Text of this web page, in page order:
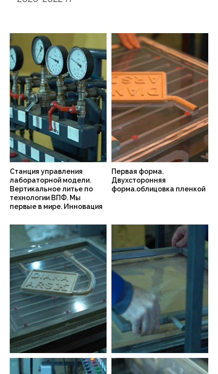
Станция управления
лабораторной модели.
Вертикальное литье по
технологии ВПФ. Мы
первые в мире. Инновация
Первая форма.
Двухсторонняя
форма.облицовка пленкой